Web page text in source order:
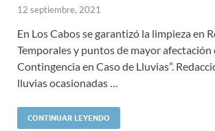
12 septiembre, 2021
En Los Cabos se garantizó la limpieza en
Temporales y puntos de mayor afectación
Contingencia en Caso de Lluvias”.
lluvias ocasionadas …
CONTINUAR LEYENDO